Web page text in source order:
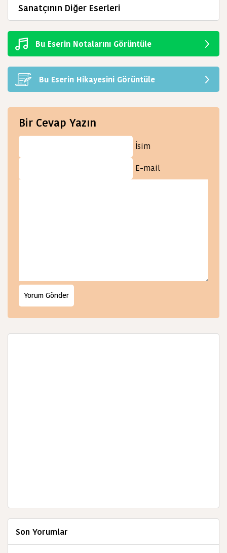
Sanatçının Diğer Eserleri
Bu Eserin Notalarını Görüntüle
Bu Eserin Hikayesini Görüntüle
Bir Cevap Yazın
İsim
E-mail
Son Yorumlar